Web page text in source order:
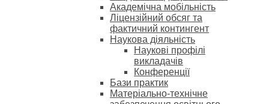
Академічна мобільність
Ліцензійний обсяг та
фактичний контингент
Наукова діяльність
Наукові профілі
викладачів
Конференції
Бази практик
Матеріально-технічне